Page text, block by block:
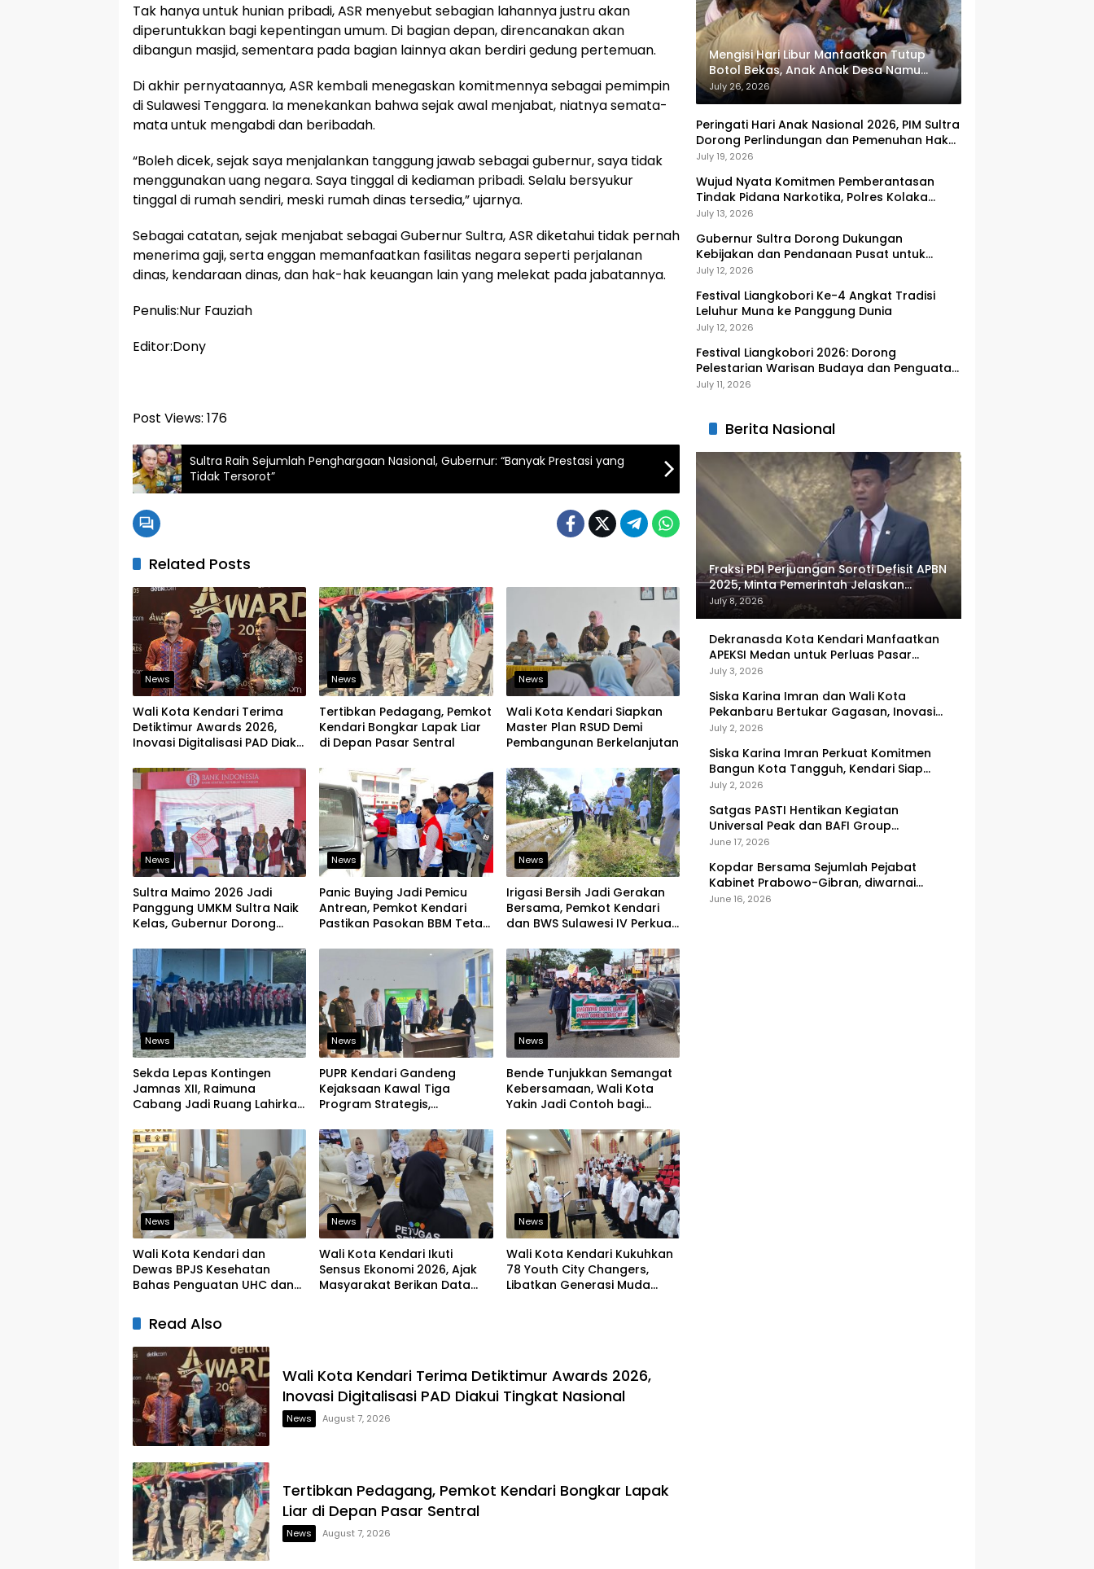
Tak hanya untuk hunian pribadi, ASR menyebut sebagian lahannya justru akan
diperuntukkan bagi kepentingan umum. Di bagian depan, direncanakan akan
dibangun masjid, sementara pada bagian lainnya akan berdiri gedung pertemuan.
Di akhir pernyataannya, ASR kembali menegaskan komitmennya sebagai pemimpin
di Sulawesi Tenggara. Ia menekankan bahwa sejak awal menjabat, niatnya semata-
mata untuk mengabdi dan beribadah.
“Boleh dicek, sejak saya menjalankan tanggung jawab sebagai gubernur, saya tidak
menggunakan uang negara. Saya tinggal di kediaman pribadi. Selalu bersyukur
tinggal di rumah sendiri, meski rumah dinas tersedia,” ujarnya.
Sebagai catatan, sejak menjabat sebagai Gubernur Sultra, ASR diketahui tidak pernah
menerima gaji, serta enggan memanfaatkan fasilitas negara seperti perjalanan
dinas, kendaraan dinas, dan hak-hak keuangan lain yang melekat pada jabatannya.
Penulis:Nur Fauziah
Editor:Dony
Post Views: 176
Sultra Raih Sejumlah Penghargaan Nasional, Gubernur: “Banyak Prestasi yang
Tidak Tersorot”
Related Posts
News
Wali Kota Kendari Terima
Detiktimur Awards 2026,
Inovasi Digitalisasi PAD Diakui
News
Tertibkan Pedagang, Pemkot
Kendari Bongkar Lapak Liar
di Depan Pasar Sentral
News
Wali Kota Kendari Siapkan
Master Plan RSUD Demi
Pembangunan Berkelanjutan
News
Sultra Maimo 2026 Jadi
Panggung UMKM Sultra Naik
Kelas, Gubernur Dorong
Ekspor
News
Panic Buying Jadi Pemicu
Antrean, Pemkot Kendari
Pastikan Pasokan BBM Tetap
News
Irigasi Bersih Jadi Gerakan
Bersama, Pemkot Kendari
dan BWS Sulawesi IV Perkuat
News
Sekda Lepas Kontingen
Jamnas XII, Raimuna
Cabang Jadi Ruang Lahirkan
Pemimpin
News
PUPR Kendari Gandeng
Kejaksaan Kawal Tiga
Program Strategis,
Infrastruktur Berintegritas
News
Bende Tunjukkan Semangat
Kebersamaan, Wali Kota
Yakin Jadi Contoh bagi
News
Wali Kota Kendari dan
Dewas BPJS Kesehatan
Bahas Penguatan UHC dan
Kesehatan
News
Wali Kota Kendari Ikuti
Sensus Ekonomi 2026, Ajak
Masyarakat Berikan Data
News
Wali Kota Kendari Kukuhkan
78 Youth City Changers,
Libatkan Generasi Muda
Read Also
Wali Kota Kendari Terima Detiktimur Awards 2026,
Inovasi Digitalisasi PAD Diakui Tingkat Nasional
News August 7, 2026
Tertibkan Pedagang, Pemkot Kendari Bongkar Lapak
Liar di Depan Pasar Sentral
News August 7, 2026
Mengisi Hari Libur Manfaatkan Tutup
Botol Bekas, Anak Anak Desa Namu
Bikin Gantungan Kunci Bernilai Ekonomi
July 26, 2026
Peringati Hari Anak Nasional 2026, PIM Sultra
Dorong Perlindungan dan Pemenuhan Hak
Anak Pesisir
July 19, 2026
Wujud Nyata Komitmen Pemberantasan
Tindak Pidana Narkotika, Polres Kolaka
Gagalkan Peredaran 3 Kg Sabu-Sabu
July 13, 2026
Gubernur Sultra Dorong Dukungan
Kebijakan dan Pendanaan Pusat untuk
Pengembangan Kawasan Liangkobhori
July 12, 2026
Festival Liangkobori Ke-4 Angkat Tradisi
Leluhur Muna ke Panggung Dunia
July 12, 2026
Festival Liangkobori 2026: Dorong
Pelestarian Warisan Budaya dan Penguatan
Ekonomi Masyarakat
July 11, 2026
Berita Nasional
Fraksi PDI Perjuangan Soroti Defisit APBN
2025, Minta Pemerintah Jelaskan
Sejumlah Target yang Tak Tercapai
July 8, 2026
Dekranasda Kota Kendari Manfaatkan
APEKSI Medan untuk Perluas Pasar
UMKM, Tenun Lokal Jadi Primadona
July 3, 2026
Siska Karina Imran dan Wali Kota
Pekanbaru Bertukar Gagasan, Inovasi
Peningkatan PAD Jadi Fokus Diskusi
July 2, 2026
Siska Karina Imran Perkuat Komitmen
Bangun Kota Tangguh, Kendari Siap
Hadapi Tantangan Pangan dan
July 2, 2026
Satgas PASTI Hentikan Kegiatan
Universal Peak dan BAFI Group
Indonesia
June 17, 2026
Kopdar Bersama Sejumlah Pejabat
Kabinet Prabowo-Gibran, diwarnai
Kericuhan
June 16, 2026